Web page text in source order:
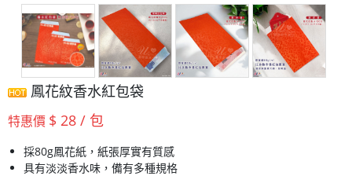
鳳花紋香水紅包袋
特惠價 $ 28 / 包
採80g鳳花紙，紙張厚實有質感
具有淡淡香水味，備有多種規格